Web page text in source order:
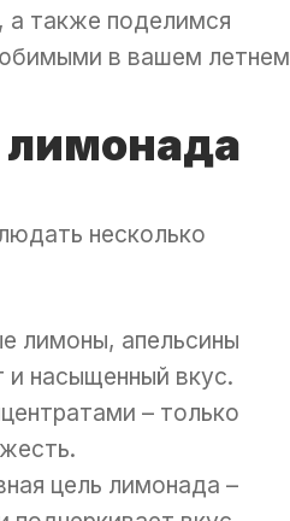
а также поделимся
в вашем летнем
лимонада
несколько
лимоны, апельсины
и насыщенный вкус.
– только
цель лимонада –